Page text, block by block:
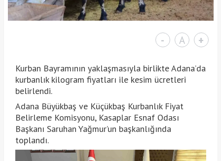
- A +
Kurban Bayramının yaklaşmasıyla birlikte Adana’da
kurbanlık kilogram fiyatları ile kesim ücretleri
belirlendi.
Adana Büyükbaş ve Küçükbaş Kurbanlık Fiyat
Belirleme Komisyonu, Kasaplar Esnaf Odası
Başkanı Saruhan Yağmur’un başkanlığında
toplandı.